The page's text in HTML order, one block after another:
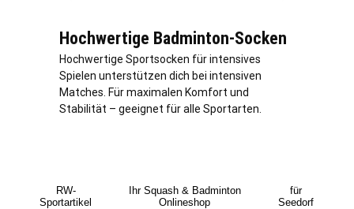
Hochwertige Badminton-Socken
Hochwertige Sportsocken für intensives
Spielen unterstützen dich bei intensiven
Matches. Für maximalen Komfort und
Stabilität – geeignet für alle Sportarten.
RW-
Sportartikel
Ihr Squash & Badminton
Onlineshop
für
Seedorf